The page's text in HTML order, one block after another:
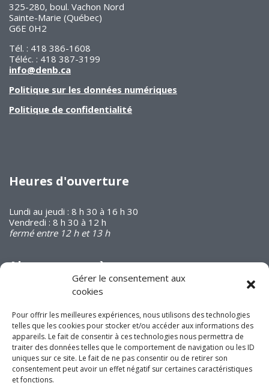
Gérer le consentement aux
cookies
Pour offrir les meilleures expériences, nous utilisons des technologies
telles que les cookies pour stocker et/ou accéder aux informations des
appareils. Le fait de consentir à ces technologies nous permettra de
traiter des données telles que le comportement de navigation ou les ID
uniques sur ce site. Le fait de ne pas consentir ou de retirer son
consentement peut avoir un effet négatif sur certaines caractéristiques
et fonctions.
325-280, boul. Vachon Nord
Sainte-Marie (Québec)
G6E 0H2
Tél. : 418 386-1608
Téléc. : 418 387-3199
info@denb.ca
Politique sur les données numériques
Politique de confidentialité
Heures d'ouverture
Lundi au jeudi : 8 h 30 à 16 h 30
Vendredi : 8 h 30 à 12 h
fermé entre 12 h et 13 h
Abonnez-vous à
notre infolettre
Joignez-vous à nous
sur les réseaux